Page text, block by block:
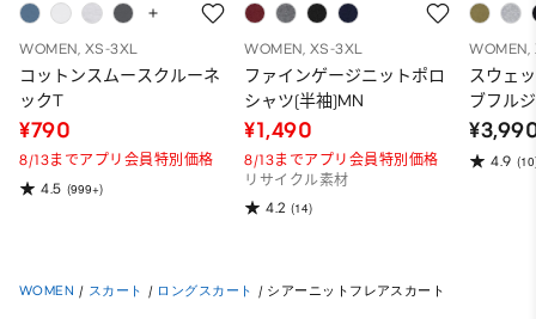
WOMEN, XS-3XL
コットンスムースクルーネ
ックT
¥790
8/13までアプリ会員特別価格
4.5 (999+)
WOMEN, XS-3XL
ファインゲージニットポロ
シャツ(半袖)MN
¥1,490
8/13までアプリ会員特別価格
リサイクル素材
4.2 (14)
WOMEN,
スウェ
ブフル
ーパー
ット）
4.9
WOMEN / スカート / ロングスカート / シアーニットフレアスカート